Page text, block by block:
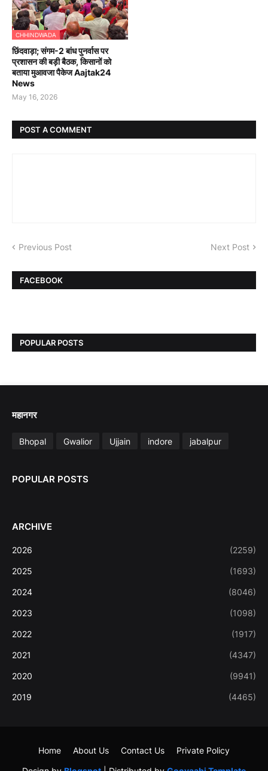
CHHINDWADA
छिंदवाड़ा; संगम-2 बांध पुनर्वास पर
प्रशासन की बड़ी बैठक, किसानों को
बताया मुआवजा पैकेज Aajtak24
News
May 16, 2026
POST A COMMENT
Previous Post Next Post
FACEBOOK
POPULAR POSTS
महानगर
Bhopal Gwalior Ujjain indore jabalpur
POPULAR POSTS
ARCHIVE
2026 (2259)
2025 (1693)
2024 (8046)
2023 (1098)
2022 (1917)
2021 (4347)
2020 (9941)
2019 (4465)
Home About Us Contact Us Private Policy